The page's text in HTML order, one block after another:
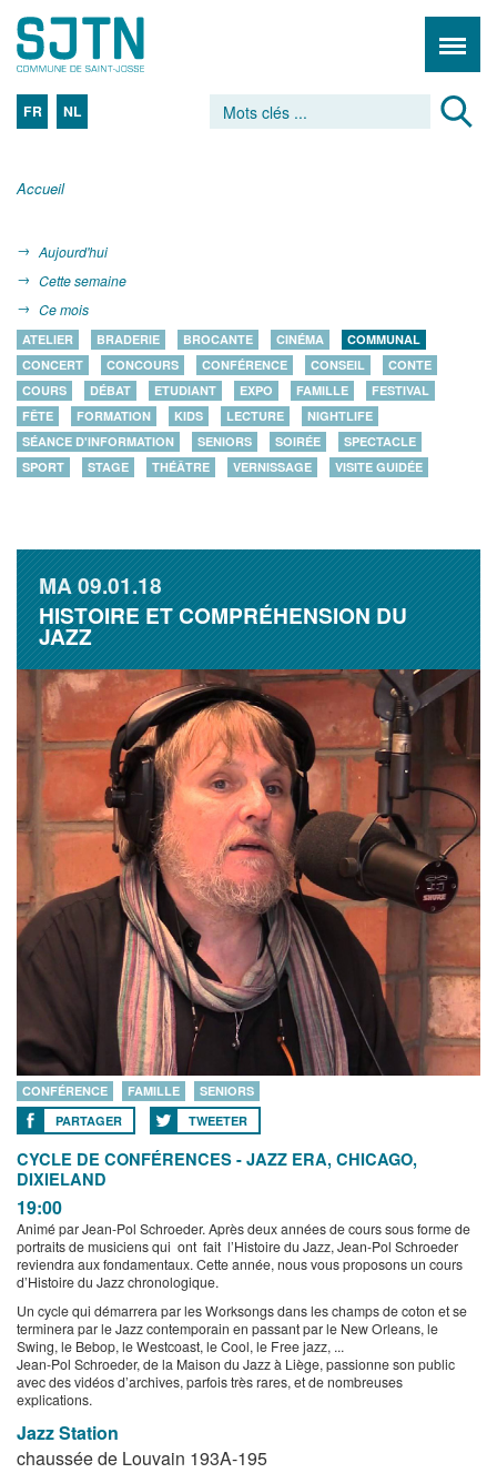
FR NL
Accueil
Aujourd'hui
Cette semaine
Ce mois
ATELIER BRADERIE BROCANTE CINÉMA
COMMUNAL
CONCERT
CONCOURS CONFÉRENCE CONSEIL
CONTE
COURS
DÉBAT ETUDIANT EXPO FAMILLE
FESTIVAL
FÊTE
FORMATION KIDS LECTURE
NIGHTLIFE
SÉANCE D'INFORMATION
SENIORS SOIRÉE
SPECTACLE
SPORT
STAGE THÉÂTRE VERNISSAGE VISITE GUIDÉE
MA09.01.18
HISTOIRE ET COMPRÉHENSION DU
JAZZ
CONFÉRENCE FAMILLE
SENIORS
PARTAGER
TWEETER
CYCLE DE CONFÉRENCES - JAZZ ERA, CHICAGO,
DIXIELAND
19:00
Animé par Jean-Pol Schroeder. Après deux années de cours sous forme de
portraits de musiciens qui ont fait l’Histoire du Jazz, Jean-Pol Schroeder
reviendra aux fondamentaux. Cette année, nous vous proposons un cours
d’Histoire du Jazz chronologique.
Un cycle qui démarrera par les Worksongs dans les champs de coton et se
terminera par le Jazz contemporain en passant par le New Orleans, le
Swing, le Bebop, le Westcoast, le Cool, le Free jazz, ...
Jean-Pol Schroeder, de la Maison du Jazz à Liège, passionne son public
avec des vidéos d’archives, parfois très rares, et de nombreuses
explications.
Jazz Station
chaussée de Louvain 193A-195